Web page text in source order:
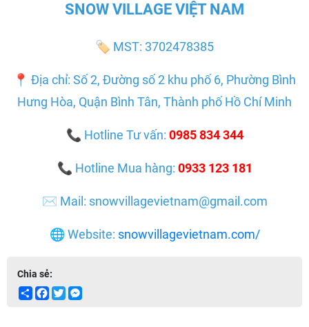
SNOW VILLAGE VIỆT NAM
🏷️ MST: 3702478385
📍 Địa chỉ: Số 2, Đường số 2 khu phố 6, Phường Bình
Hưng Hòa, Quận Bình Tân, Thành phố Hồ Chí Minh
📞 Hotline Tư vấn: 0985 834 344
📞 Hotline Mua hàng: 0933 123 181
✉️ Mail: snowvillagevietnam@gmail.com
🌐 Website: snowvillagevietnam.com/
Chia sẻ:
ShareFacebook
Twitter